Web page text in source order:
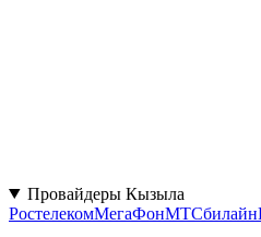
Провайдеры Кызыла
РостелекомМегаФонМТСбилайн